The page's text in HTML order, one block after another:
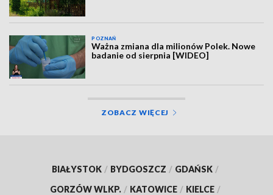
POZNAŃ
Ważna zmiana dla milionów Polek. Nowe
badanie od sierpnia [WIDEO]
ZOBACZ WIĘCEJ
BIAŁYSTOK / BYDGOSZCZ / GDAŃSK /
GORZÓW WLKP. / KATOWICE / KIELCE /